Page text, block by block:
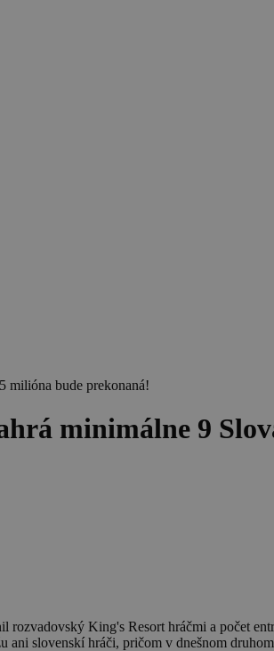
minimálne 9
King's Resort hráčmi a počet
slovenskí hráči, pričom v dnešnom